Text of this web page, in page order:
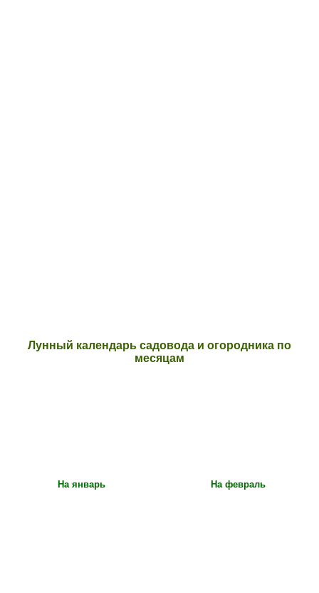
Лунный календарь садовода и огородника по
месяцам
На январь На февраль